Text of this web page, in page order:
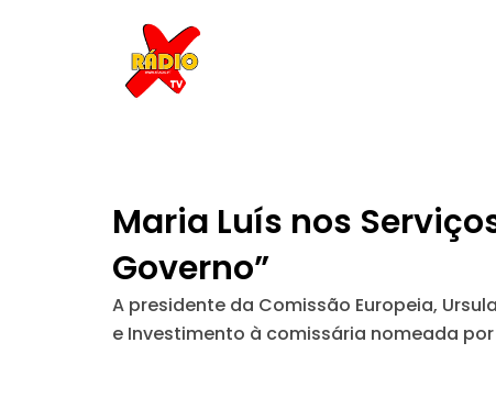
Maria Luís nos
Governo”
A presidente da Comissão Europeia,
e Investimento à comissária nomeada